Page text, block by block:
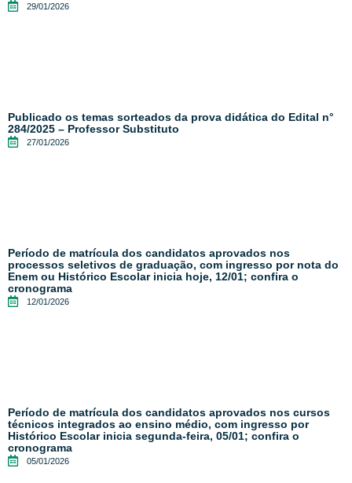
29/01/2026
Publicado os temas sorteados da prova didática do Edital n°
284/2025 – Professor Substituto
27/01/2026
Período de matrícula dos candidatos aprovados nos
processos seletivos de graduação, com ingresso por nota do
Enem ou Histórico Escolar inicia hoje, 12/01; confira o
cronograma
12/01/2026
Período de matrícula dos candidatos aprovados nos cursos
técnicos integrados ao ensino médio, com ingresso por
Histórico Escolar inicia segunda-feira, 05/01; confira o
cronograma
05/01/2026